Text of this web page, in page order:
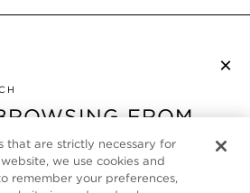
×
FROM
visiting us from United States,
that are strictly necessary for
we use cookies and
remember your preferences,